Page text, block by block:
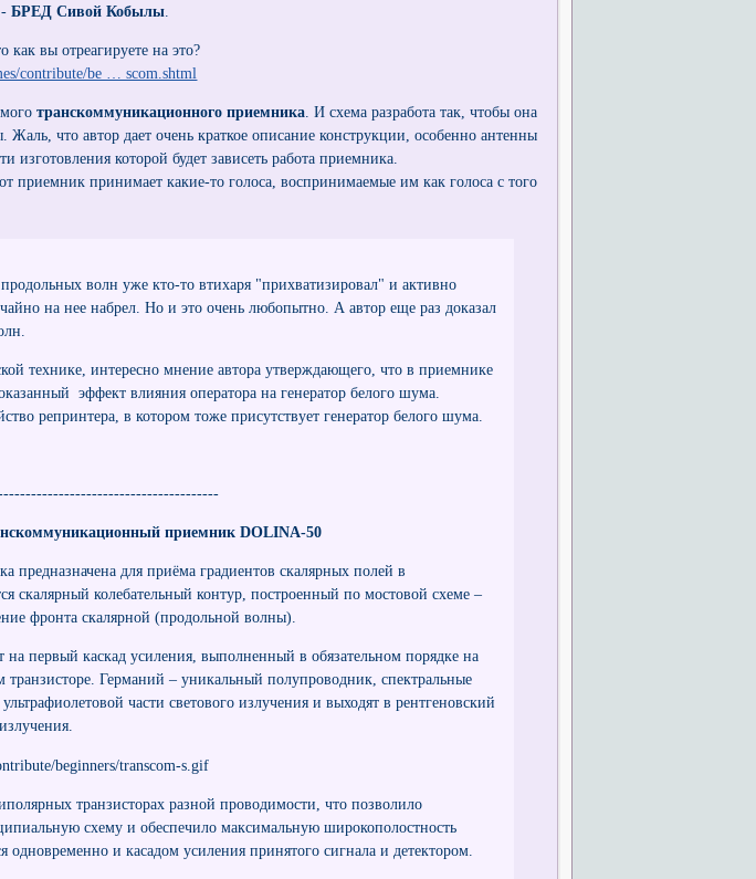
-БРЕД Сивой Кобылы.
как вы отреагируете на это?
contribute/be … scom.shtml
транскоммуникационного приемника. И схема разработа так, чтобы она
что автор дает очень краткое описание конструкции, особенно антенны
изготовления которой будет зависеть работа приемника.
приемник принимает какие-то голоса, воспринимаемые им как голоса с того
волн уже кто-то втихаря "прихватизировал" и активно
на нее набрел. Но и это очень любопытно. А автор еще раз доказал
технике, интересно мнение автора утверждающего, что в приемнике
эффект влияния оператора на генератор белого шума.
репринтера, в котором тоже присутствует генератор белого шума.
приемник DOLINA-50
предназначена для приёма градиентов скалярных полей в
скалярный колебательный контур, построенный по мостовой схеме –
фронта скалярной (продольной волны).
на первый каскад усиления, выполненный в обязательном порядке на
транзисторе. Германий – уникальный полупроводник, спектральные
части светового излучения и выходят в рентгеновский
транзисторах разной проводимости, что позволило
схему и обеспечило максимальную широкополостность
одновременно и касадом усиления принятого сигнала и детектором.